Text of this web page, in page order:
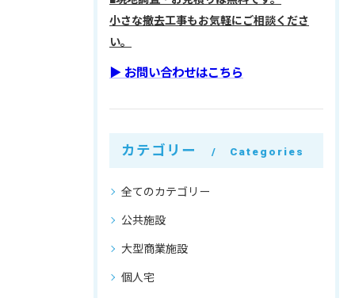
小さな撤去工事もお気軽にご相談くださ
い。
▶︎ お問い合わせはこちら
カテゴリー Categories
全てのカテゴリー
公共施設
大型商業施設
個人宅